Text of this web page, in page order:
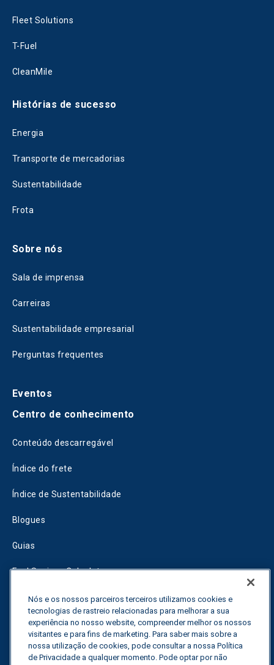
Fleet Solutions
T-Fuel
CleanMile
Histórias de sucesso
Energia
Transporte de mercadorias
Sustentabilidade
Frota
Sobre nós
Sala de imprensa
Carreiras
Sustentabilidade empresarial
Perguntas frequentes
Eventos
Centro de conhecimento
Conteúdo descarregável
Índice do frete
Índice de Sustentabilidade
Blogues
Guias
Fuel Savings Calculator
Calculadora de otimização do transporte
Rastreador de tarifas
Contactar-nos
Nós e os nossos parceiros terceiros utilizamos cookies e
tecnologias de rastreio relacionadas para melhorar a sua
experiência no nosso website, compreender melhor os nossos
visitantes e para fins de marketing. Para saber mais sobre a
nossa utilização de cookies, pode consultar a nossa Política
de Privacidade a qualquer momento. Pode optar por não